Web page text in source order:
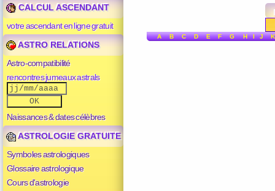
CALCUL ASCENDANT
votre ascendant en ligne gratuit
ASTRO RELATIONS
Astro-compatibilité
rencontres jumeaux astrals
Naissances & dates célèbres
ASTROLOGIE GRATUITE
Symboles astrologiques
Glossaire astrologique
Cours d'astrologie
A B C D E F G H I J K